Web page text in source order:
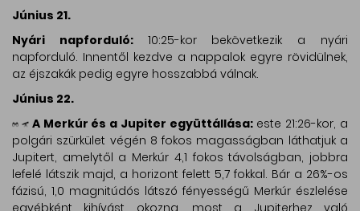
Június 21.
Nyári napforduló:
10:25-kor bekövetkezik a nyári
napforduló. Innentől kezdve a nappalok egyre rövidülnek,
az éjszakák pedig egyre hosszabbá válnak.
Június 22.
A Merkúr és a Jupiter együttállása: este 21:26-kor, a
polgári szürkület végén 8 fokos magasságban láthatjuk a
Jupitert, amelytől a Merkúr 4,1 fokos távolságban, jobbra
lefelé látszik majd, a horizont felett 5,7 fokkal. Bár a 26%-os
fázisú, 1,0 magnitúdós látszó fényességű Merkúr észlelése